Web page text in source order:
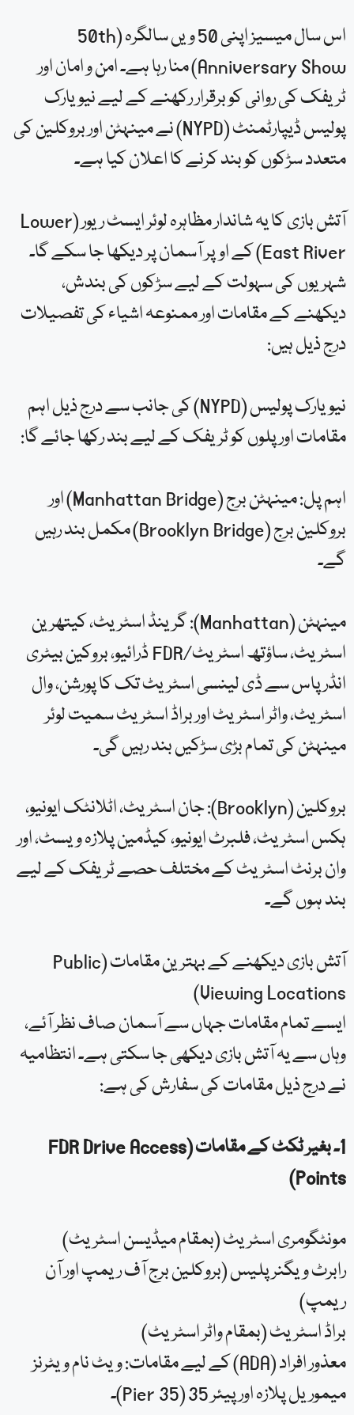
اس سال میسیز اپنی 50 ویں سالگرہ (50th
Anniversary Show) منا رہا ہے۔ امن و امان اور
ٹریفک کی روانی کو برقرار رکھنے کے لیے نیویارک
پولیس ڈیپارٹمنٹ (NYPD) نے مینہٹن اور بروکلین کی
متعدد سڑکوں کو بند کرنے کا اعلان کیا ہے۔
آتش بازی کا یہ شاندار مظاہرہ لوئر ایسٹ ریور (Lower
East River) کے اوپر آسمان پر دیکھا جا سکے گا۔
شہریوں کی سہولت کے لیے سڑکوں کی بندش،
دیکھنے کے مقامات اور ممنوعہ اشیاء کی تفصیلات
درج ذیل ہیں:
نیویارک پولیس (NYPD) کی جانب سے درج ذیل اہم
مقامات اور پلوں کو ٹریفک کے لیے بند رکھا جائے گا:
اہم پل: مینہٹن برج (Manhattan Bridge) اور
بروکلین برج (Brooklyn Bridge) مکمل بند رہیں
گے۔
مینہٹن (Manhattan): گرینڈ اسٹریٹ، کیتھرین
اسٹریٹ، ساؤتھ اسٹریٹ/FDR ڈرائیو، بروکین بیٹری
انڈر پاس سے ڈی لینسی اسٹریٹ تک کا پورشن، وال
اسٹریٹ، واٹر اسٹریٹ اور براڈ اسٹریٹ سمیت لوئر
مینہٹن کی تمام بڑی سڑکیں بند رہیں گی۔
بروکلین (Brooklyn): جان اسٹریٹ، اٹلانٹک ایونیو،
ہکس اسٹریٹ، فلبرٹ ایونیو، کیڈمین پلازہ ویسٹ، اور
وان برنٹ اسٹریٹ کے مختلف حصے ٹریفک کے لیے
بند ہوں گے۔
آتش بازی دیکھنے کے بہترین مقامات (Public
Viewing Locations)
ایسے تمام مقامات جہاں سے آسمان صاف نظر آئے،
وہاں سے یہ آتش بازی دیکھی جا سکتی ہے۔ انتظامیہ
نے درج ذیل مقامات کی سفارش کی ہے:
1۔ بغیر ٹکٹ کے مقامات (FDR Drive Access
Points)
مونٹگومری اسٹریٹ (بمقام میڈیسن اسٹریٹ)
رابرٹ ویگنر پلیس (بروکلین برج آف ریمپ اور آن
ریمپ)
براڈ اسٹریٹ (بمقام واٹر اسٹریٹ)
معذور افراد (ADA) کے لیے مقامات: ویٹ نام ویٹرنز
میموریل پلازہ اور پیئر 35 (Pier 35)۔